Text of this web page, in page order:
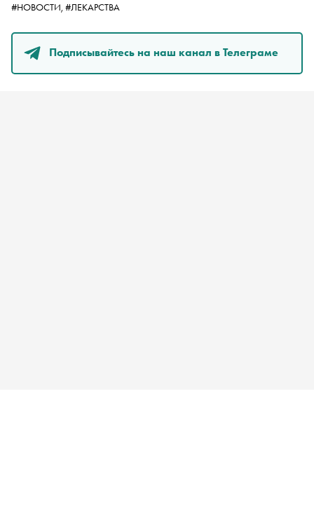
#НОВОСТИ, #ЛЕКАРСТВА
Подписывайтесь на наш канал в Телеграме